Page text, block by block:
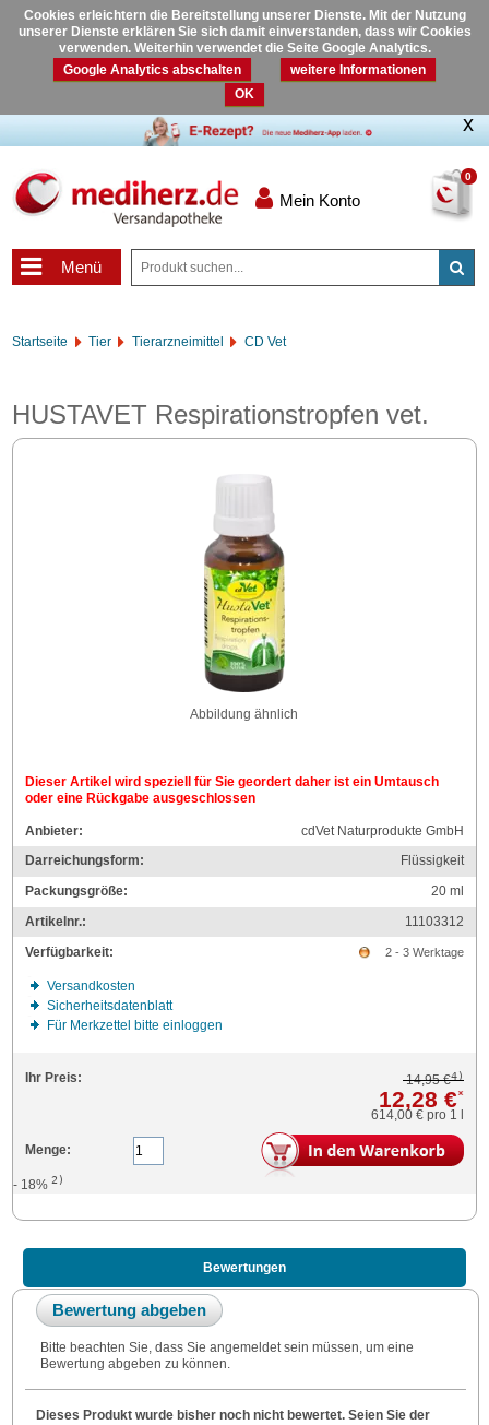
Cookies erleichtern die Bereitstellung unserer Dienste. Mit der Nutzung
unserer Dienste erklären Sie sich damit einverstanden, dass wir Cookies
verwenden. Weiterhin verwendet die Seite Google Analytics.
Google Analytics abschalten
weitere Informationen
OK
0
Mein Konto
Menü
Startseite Tier Tierarzneimittel CD Vet
HUSTAVET Respirationstropfen vet.
Abbildung ähnlich
Dieser Artikel wird speziell für Sie geordert daher ist ein Umtausch
oder eine Rückgabe ausgeschlossen
Anbieter:
cdVet Naturprodukte GmbH
Darreichungsform:
Flüssigkeit
Packungsgröße:
20ml
Artikelnr.:
11103312
Verfügbarkeit:
2 - 3 Werktage
Versandkosten
Sicherheitsdatenblatt
Für Merkzettel bitte einloggen
Ihr Preis: 14,95 €4)
12,28 €*
614,00 € pro 1 l
Menge:
- 18%2)
Bewertungen
Bewertung abgeben
Bitte beachten Sie, dass Sie angemeldet sein müssen, um eine
Bewertung abgeben zu können.
Dieses Produkt wurde bisher noch nicht bewertet. Seien Sie der